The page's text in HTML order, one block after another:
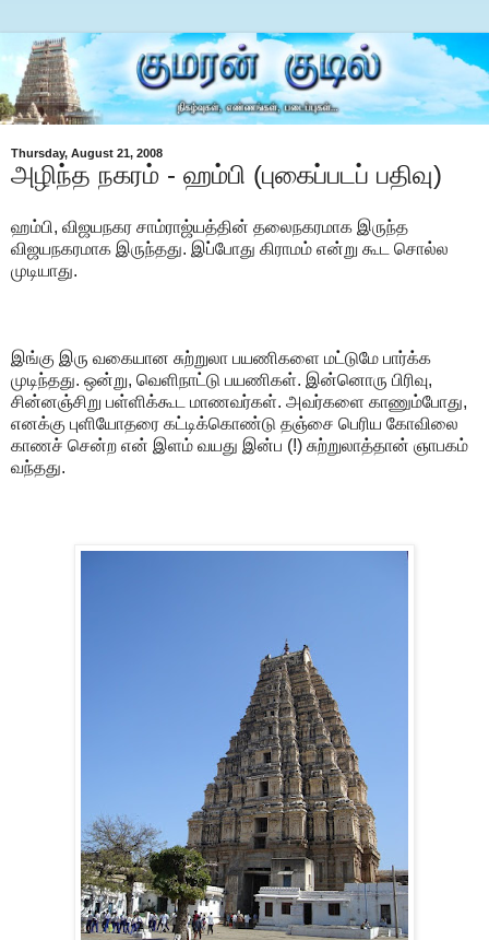
Thursday, August 21, 2008
அழிந்த நகரம் - ஹம்பி (புகைப்படப் பதிவு)
ஹம்பி, விஜயநகர சாம்ராஜ்யத்தின் தலைநகரமாக இருந்த
விஜயநகரமாக இருந்தது. இப்போது கிராமம் என்று கூட சொல்ல
முடியாது.
இங்கு இரு வகையான சுற்றுலா பயணிகளை மட்டுமே பார்க்க
முடிந்தது. ஒன்று, வெளிநாட்டு பயணிகள். இன்னொரு பிரிவு,
சின்னஞ்சிறு பள்ளிக்கூட மாணவர்கள். அவர்களை காணும்போது,
எனக்கு புளியோதரை கட்டிக்கொண்டு தஞ்சை பெரிய கோவிலை
காணச் சென்ற என் இளம் வயது இன்ப (!) சுற்றுலாத்தான் ஞாபகம்
வந்தது.